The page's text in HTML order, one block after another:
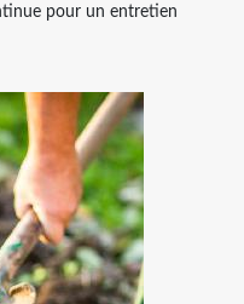
pour un entretien